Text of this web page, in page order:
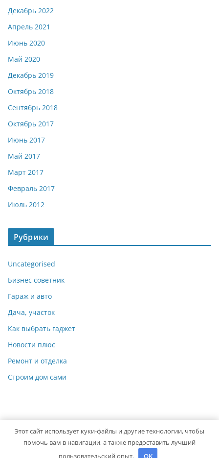
Декабрь 2022
Апрель 2021
Июнь 2020
Май 2020
Декабрь 2019
Октябрь 2018
Сентябрь 2018
Октябрь 2017
Июнь 2017
Май 2017
Март 2017
Февраль 2017
Июль 2012
Рубрики
Uncategorised
Бизнес советник
Гараж и авто
Дача, участок
Как выбрать гаджет
Новости плюс
Ремонт и отделка
Строим дом сами
Copyright © 2026 Мастер на Все Руки. Powered byColorMag
Этот сайт использует куки-файлы и другие технологии, чтобы
помочь вам в навигации, а также предоставить лучший
пользовательский опыт.
OK